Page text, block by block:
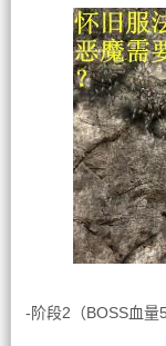
-阶段2（BOSS血量